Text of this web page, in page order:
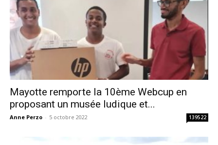
Mayotte remporte la 10ème Webcup en
proposant un musée ludique et...
Anne Perzo - 5 octobre 2022 139522